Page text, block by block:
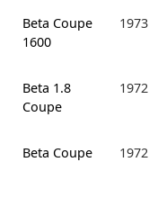
Beta Coupe
1600
1973
Beta 1.8
Coupe
1972
Beta Coupe 1972